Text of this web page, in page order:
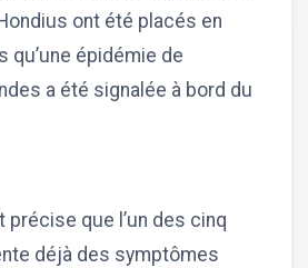
ont été placés en
qu’une épidémie de
a été signalée à bord du
précise que l’un des cinq
déjà des symptômes